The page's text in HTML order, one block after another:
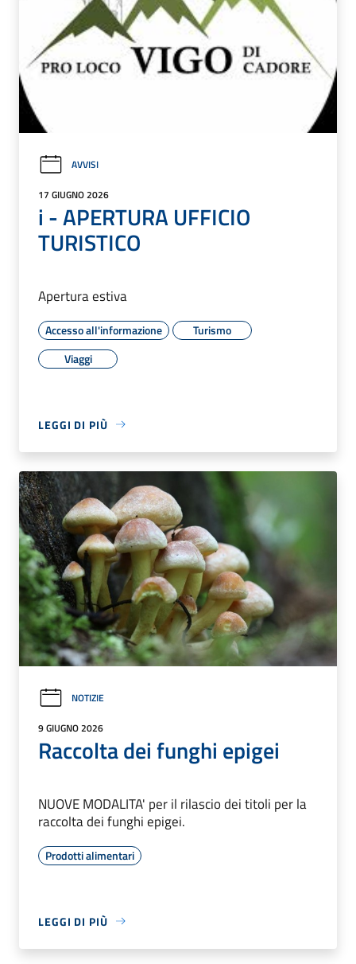
AVVISI
17 GIUGNO 2026
i - APERTURA UFFICIO
TURISTICO
Apertura estiva
Accesso all'informazione
Turismo
Viaggi
LEGGI DI PIÙ
NOTIZIE
9 GIUGNO 2026
Raccolta dei funghi epigei
NUOVE MODALITA' per il rilascio dei titoli per la
raccolta dei funghi epigei.
Prodotti alimentari
LEGGI DI PIÙ